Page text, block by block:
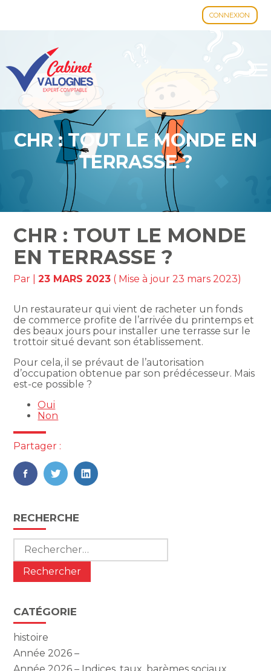
CONNEXION
Aller
contenu
CHR : TOUT LE MONDE EN
TERRASSE ?
CHR : TOUT LE MONDE
EN TERRASSE ?
Par |23 MARS 2023 ( Mise à jour 23 mars 2023)
Un restaurateur qui vient de racheter un fonds
de commerce profite de l’arrivée du printemps et
des beaux jours pour installer une terrasse sur le
trottoir situé devant son établissement.
Pour cela, il se prévaut de l’autorisation
d’occupation obtenue par son prédécesseur. Mais
est-ce possible ?
Oui
Non
Partager :
FaceBook
TwitterLinkedIn
Blog
sidebar
RECHERCHE
Rechercher :
CATÉGORIE
histoire
Année 2026 –